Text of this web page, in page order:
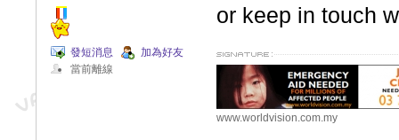
發短消息
加為好友
當前離線
or keep in touch
www.worldvision.com.my